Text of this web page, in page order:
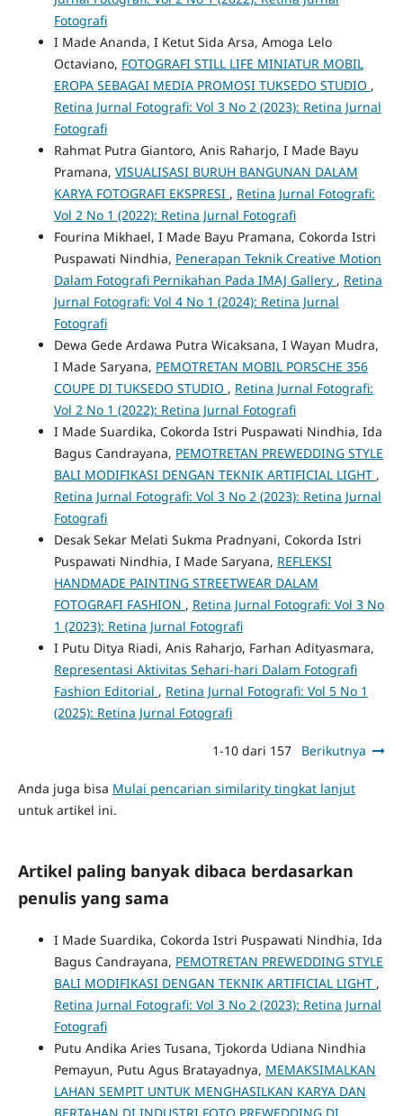
Fotografi
I Made Ananda, I Ketut Sida Arsa, Amoga Lelo
Octaviano, FOTOGRAFI STILL LIFE MINIATUR MOBIL
EROPA SEBAGAI MEDIA PROMOSI TUKSEDO STUDIO ,
Retina Jurnal Fotografi: Vol 3 No 2 (2023): Retina Jurnal
Fotografi
Rahmat Putra Giantoro, Anis Raharjo, I Made Bayu
Pramana, VISUALISASI BURUH BANGUNAN DALAM
KARYA FOTOGRAFI EKSPRESI , Retina Jurnal Fotografi:
Vol 2 No 1 (2022): Retina Jurnal Fotografi
Fourina Mikhael, I Made Bayu Pramana, Cokorda Istri
Puspawati Nindhia, Penerapan Teknik Creative Motion
Dalam Fotografi Pernikahan Pada IMAJ Gallery , Retina
Jurnal Fotografi: Vol 4 No 1 (2024): Retina Jurnal
Fotografi
Dewa Gede Ardawa Putra Wicaksana, I Wayan Mudra,
I Made Saryana, PEMOTRETAN MOBIL PORSCHE 356
COUPE DI TUKSEDO STUDIO , Retina Jurnal Fotografi:
Vol 2 No 1 (2022): Retina Jurnal Fotografi
I Made Suardika, Cokorda Istri Puspawati Nindhia, Ida
Bagus Candrayana, PEMOTRETAN PREWEDDING STYLE
BALI MODIFIKASI DENGAN TEKNIK ARTIFICIAL LIGHT ,
Retina Jurnal Fotografi: Vol 3 No 2 (2023): Retina Jurnal
Fotografi
Desak Sekar Melati Sukma Pradnyani, Cokorda Istri
Puspawati Nindhia, I Made Saryana, REFLEKSI
HANDMADE PAINTING STREETWEAR DALAM
FOTOGRAFI FASHION , Retina Jurnal Fotografi: Vol 3 No
1 (2023): Retina Jurnal Fotografi
I Putu Ditya Riadi, Anis Raharjo, Farhan Adityasmara,
Representasi Aktivitas Sehari-hari Dalam Fotografi
Fashion Editorial , Retina Jurnal Fotografi: Vol 5 No 1
(2025): Retina Jurnal Fotografi
1-10 dari 157 Berikutnya
Anda juga bisa Mulai pencarian similarity tingkat lanjut
untuk artikel ini.
Artikel paling banyak dibaca berdasarkan
penulis yang sama
I Made Suardika, Cokorda Istri Puspawati Nindhia, Ida
Bagus Candrayana, PEMOTRETAN PREWEDDING STYLE
BALI MODIFIKASI DENGAN TEKNIK ARTIFICIAL LIGHT ,
Retina Jurnal Fotografi: Vol 3 No 2 (2023): Retina Jurnal
Fotografi
Putu Andika Aries Tusana, Tjokorda Udiana Nindhia
Pemayun, Putu Agus Bratayadnya, MEMAKSIMALKAN
LAHAN SEMPIT UNTUK MENGHASILKAN KARYA DAN